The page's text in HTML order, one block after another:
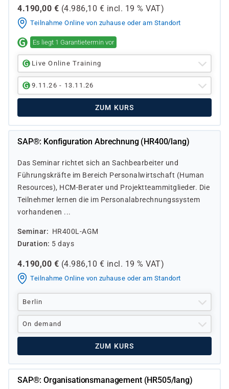
4.190,00 € (4.986,10 € incl. 19 % VAT)
Teilnahme Online von zuhause oder am Standort
Es liegt 1 Garantietermin vor
Live Online Training
9.11.26 - 13.11.26
ZUM KURS
SAP®: Konfiguration Abrechnung (HR400/lang)
Das Seminar richtet sich an Sachbearbeiter und
Führungskräfte im Bereich Personalwirtschaft (Human
Resources), HCM-Berater und Projektteammitglieder. Die
Teilnehmer lernen die im Personalabrechnungssystem
vorhandenen ...
Seminar
HR400L-AGM
Duration
5 days
4.190,00 € (4.986,10 € incl. 19 % VAT)
Teilnahme Online von zuhause oder am Standort
Berlin
On demand
ZUM KURS
SAP®: Organisationsmanagement (HR505/lang)